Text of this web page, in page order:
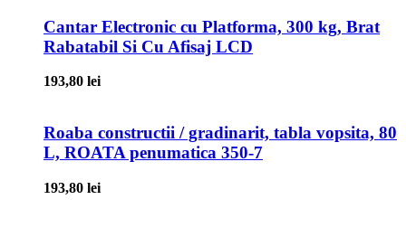
Cantar Electronic cu Platforma, 300 kg, Brat
Rabatabil Si Cu Afisaj LCD
193,80 lei
Roaba constructii / gradinarit, tabla vopsita, 80
L, ROATA penumatica 350-7
193,80 lei